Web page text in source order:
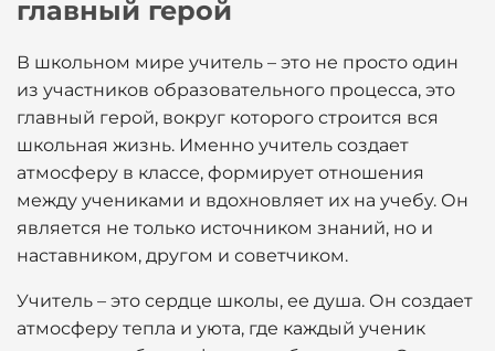
главный герой
В школьном мире учитель – это не просто один
из участников образовательного процесса, это
главный герой, вокруг которого строится вся
школьная жизнь. Именно учитель создает
атмосферу в классе, формирует отношения
между учениками и вдохновляет их на учебу. Он
является не только источником знаний, но и
наставником, другом и советчиком.
Учитель – это сердце школы, ее душа. Он создает
атмосферу тепла и уюта, где каждый ученик